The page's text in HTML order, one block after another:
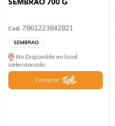
SEMBRAO 700 G
Cod: 7861223842821
SEMBRAO
No Disponible en local
seleccionado
Comprar